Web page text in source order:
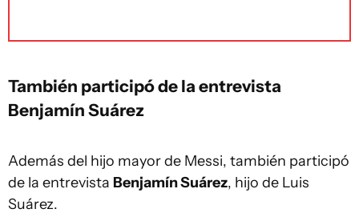
También participó de la entrevista
Benjamín Suárez
Además del hijo mayor de Messi, también participó
de la entrevista Benjamín Suárez, hijo de Luis
Suárez.